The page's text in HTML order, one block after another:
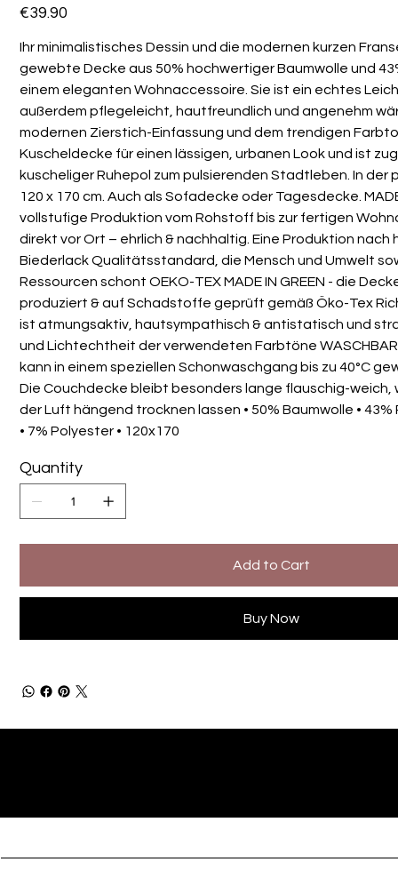
Price
€39.90
Ihr minimalistisches Dessin und die modernen kurzen
gewebte Decke aus 50% hochwertiger Baumwolle und
einem eleganten Wohnaccessoire. Sie ist ein echtes
außerdem pflegeleicht, hautfreundlich und angenehm
modernen Zierstich-Einfassung und dem trendigen
Kuscheldecke für einen lässigen, urbanen Look und ist
kuscheliger Ruhepol zum pulsierenden Stadtleben. In der
120 x 170 cm. Auch als Sofadecke oder Tagesdecke.
vollstufige Produktion vom Rohstoff bis zur fertigen
direkt vor Ort – ehrlich & nachhaltig. Eine Produktion nach
Biederlack Qualitätsstandard, die Mensch und Umwelt
Ressourcen schont OEKO-TEX MADE IN GREEN - die
produziert & auf Schadstoffe geprüft gemäß Öko-Tex
ist atmungsaktiv, hautsympathisch & antistatisch und
und Lichtechtheit der verwendeten Farbtöne
kann in einem speziellen Schonwaschgang bis zu 40°C
Die Couchdecke bleibt besonders lange flauschig-weich,
der Luft hängend trocknen lassen • 50% Baumwolle •
• 7% Polyester • 120x170
Quantity
Add to Cart
Buy Now